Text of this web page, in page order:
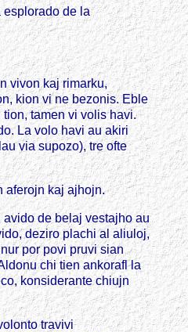
de la
vivon kaj rimarku,
kion vi ne bezonis. Eble
tamen vi volis havi.
La volo havi au akiri
via supozo), tre ofte
aferojn kaj ajhojn.
de belaj vestajho au
deziro plachi al aliuloj,
por povi pruvi sian
chi tien ankorafl la
konsiderante chiujn
travivi